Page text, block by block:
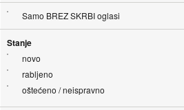
Samo BREZ SKRBI oglasi
Stanje
novo
rabljeno
oštećeno / neispravno